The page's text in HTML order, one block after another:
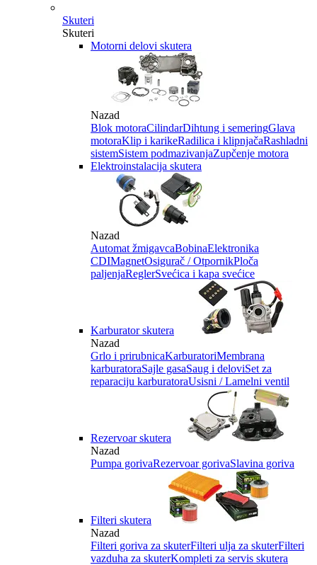
Skuteri
Skuteri
Motorni delovi skutera
Nazad
Blok motoraCilindarDihtung i semeringGlava
motoraKlip i karikeRadilica i klipnjačaRashladni
sistemSistem podmazivanjaZupčenje motora
Elektroinstalacija skutera
Nazad
Automat žmigavcaBobinaElektronika
CDIMagnetOsigurač / OtpornikPloča
paljenjaReglerSvećica i kapa svećice
Karburator skutera
Nazad
Grlo i prirubnicaKarburatoriMembrana
karburatoraSajle gasaSaug i deloviSet za
reparaciju karburatoraUsisni / Lamelni ventil
Rezervoar skutera
Nazad
Pumpa gorivaRezervoar gorivaSlavina goriva
Filteri skutera
Nazad
Filteri goriva za skuterFilteri ulja za skuterFilteri
vazduha za skuterKompleti za servis skutera